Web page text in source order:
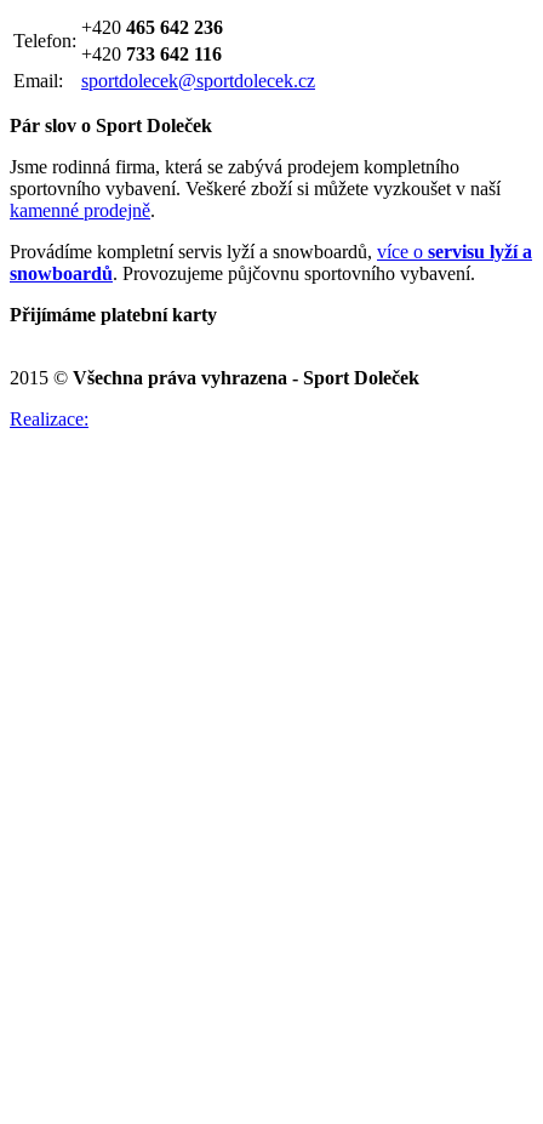
Telefon:
+420 465 642 236
+420 733 642 116
Email:
sportdolecek@sportdolecek.cz
Pár slov o Sport Doleček
Jsme rodinná firma, která se zabývá prodejem kompletního
sportovního vybavení. Veškeré zboží si můžete vyzkoušet v naší
kamenné prodejně.
Provádíme kompletní servis lyží a snowboardů, více o servisu lyží a
snowboardů. Provozujeme půjčovnu sportovního vybavení.
Přijímáme platební karty
2015 © Všechna práva vyhrazena - Sport Doleček
Realizace: